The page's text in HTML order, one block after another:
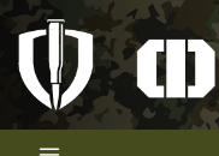
Скип
цонтент
Први војни канал у